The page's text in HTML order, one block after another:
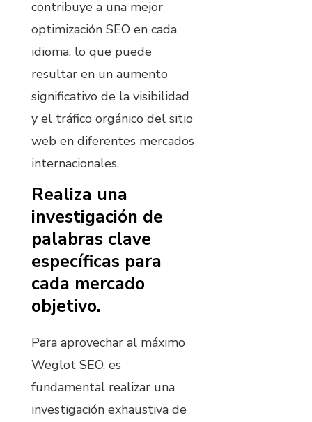
contribuye a una mejor
optimización SEO en cada
idioma, lo que puede
resultar en un aumento
significativo de la visibilidad
y el tráfico orgánico del sitio
web en diferentes mercados
internacionales.
Realiza una
investigación de
palabras clave
específicas para
cada mercado
objetivo.
Para aprovechar al máximo
Weglot SEO, es
fundamental realizar una
investigación exhaustiva de